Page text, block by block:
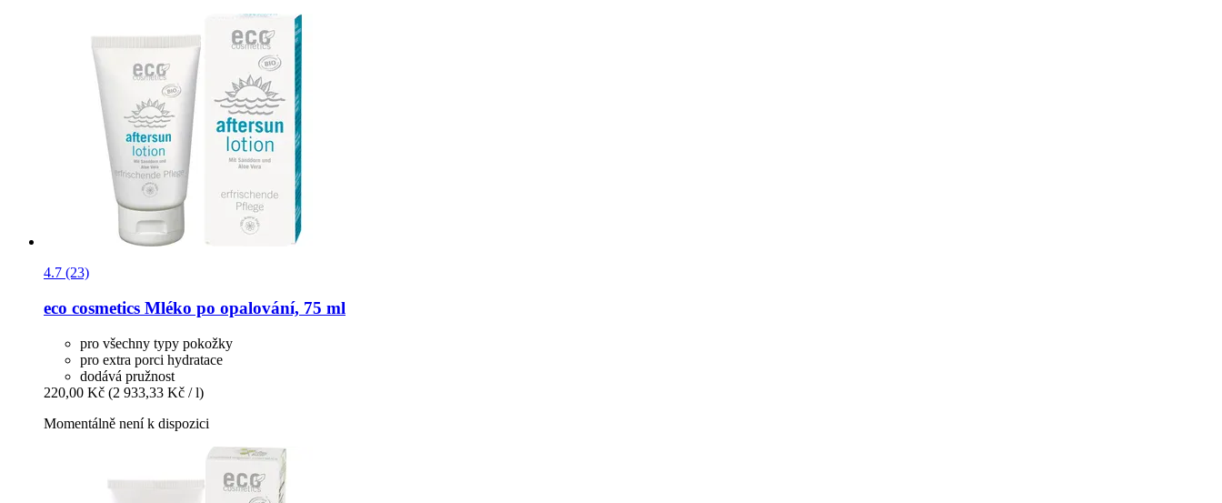
4.7 (23)
eco cosmetics Mléko po opalování, 75 ml
pro všechny typy pokožky
pro extra porci hydratace
dodává pružnost
220,00 Kč (2 933,33 Kč / l)
Momentálně není k dispozici